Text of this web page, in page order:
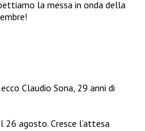
la messa in onda della
Claudio Sona, 29 anni di
26 agosto. Cresce l’attesa